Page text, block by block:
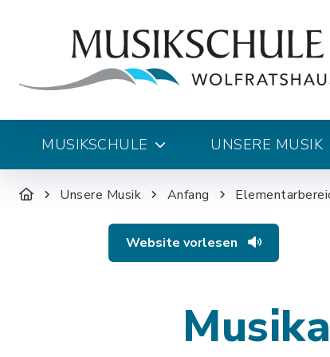
MUSIKSCHULE UNSERE MUSIK
Unsere Musik Anfang
Website vorlesen